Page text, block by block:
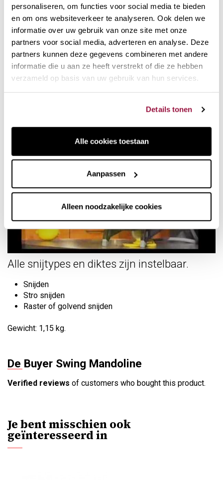
personaliseren, om functies voor social media te bieden
en om ons websiteverkeer te analyseren. Ook delen we
informatie over uw gebruik van onze site met onze
partners voor social media, adverteren en analyse. Deze
partners kunnen deze gegevens combineren met andere
informatie die u aan ze heeft verstrekt of die ze hebben
verzameld op basis van uw gebruik van hun services.
Details tonen
Alle cookies toestaan
Aanpassen
Alleen noodzakelijke cookies
De De BuyerSwing Mandolineis efficiënt en veilig en is
zeer eenvoudig te gebruiken. Door de messen vanaf de
zijkant in te brengen, kunnenalle soorten snedenworden
gemaakt zonder dat je jezelf blootstelt aan risico's tijdens
het gebruik.
De mandolinewordt geleverd met een beschermende
handbeschermingvoor het snijden van kleine stukjes
groenten of fruit. De voet van de mandoline is gecoat met
verbetert. Zeer gemakkelijk af te wassen en altijd klaar voor
Alle snijtypes en diktes zijn instelbaar.
Snijden
Stro snijden
Raster of golvend snijden
Gewicht: 1,15 kg.
De Buyer Swing Mandoline
Verified reviews of customers who bought this product.
Je bent misschien ook
geïnteresseerd in